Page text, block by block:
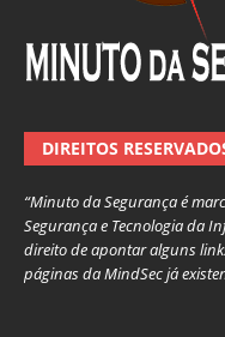
DIREITOS
“Minuto da Segurança é
Segurança e Tecnologia da
direito de apontar alguns
páginas da MindSec já